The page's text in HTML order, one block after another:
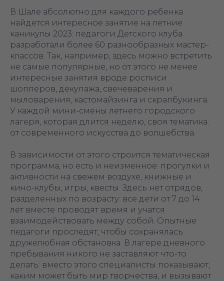
В Шале абсолютно для каждого ребенка
найдется интересное занятие на летние
каникулы 2023: педагоги Детского клуба
разработали более 60 разнообразных мастер-
классов. Так, например, здесь можно встретить
не самые популярные, но от этого не менее
интересные занятия вроде росписи
шопперов, декупажа, свечеварения и
мыловарения, кастомайзинга и скрапбукинга.
У каждой мини-смены летнего городского
лагеря, которая длится неделю, своя тематика:
от современного искусства до волшебства.
В зависимости от этого строится тематическая
программа, но есть и неизменное: прогулки и
активности на свежем воздухе, книжные и
кино-клубы, игры, квесты. Здесь нет отрядов,
разделенных по возрасту: все дети от 7 до 14
лет вместе проводят время и учатся
взаимодействовать между собой. Опытные
педагоги проследят, чтобы сохранялась
дружелюбная обстановка. В лагере дневного
пребывания никого не заставляют что-то
делать: вместо этого специалисты показывают,
каким может быть мир творчества, и вызывают